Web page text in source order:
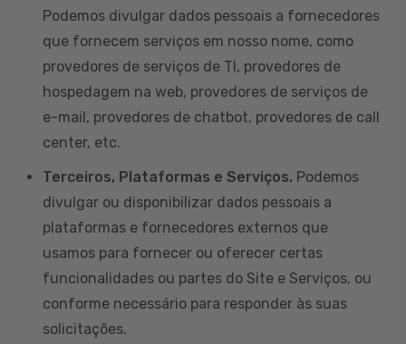
Podemos divulgar dados pessoais a fornecedores
que fornecem serviços em nosso nome, como
provedores de serviços de TI, provedores de
hospedagem na web, provedores de serviços de
e-mail, provedores de chatbot, provedores de call
center, etc.
Terceiros, Plataformas e Serviços. Podemos
divulgar ou disponibilizar dados pessoais a
plataformas e fornecedores externos que
usamos para fornecer ou oferecer certas
funcionalidades ou partes do Site e Serviços, ou
conforme necessário para responder às suas
solicitações.